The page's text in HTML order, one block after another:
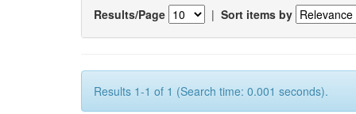
Results/Page | Sort items by
Results 1-1 of 1 (Search time: 0.001 seconds).